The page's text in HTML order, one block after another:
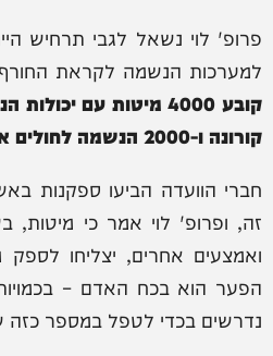
פרופ' לוי נשאל לגבי תרחיש
למערכות הנשמה לקראת
קורונה ו-2000 הנשמה לחולים אחרים לרבות חולי שפעת.
חברי הוועדה הביעו ספקנות
זה, ופרופ' לוי אמר כי מיטות,
הפער הוא בכח האדם –
נדרשים בכדי לטפל במספר כזה